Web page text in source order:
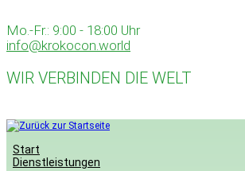
Inhalt
springen
Mo.-Fr.: 9:00 - 18:00 Uhr
info@krokocon.world
WIR VERBINDEN DIE WELT
Start
Dienstleistungen